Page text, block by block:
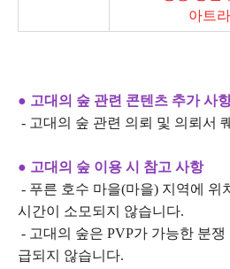
아트
● 고대의 숲 관련 콘텐츠 추가 사
- 고대의 숲 관련 의뢰 및 의뢰서
● 고대의 숲 이용 시 참고 사항
- 푸른 호수 마을(마을) 지역에 위
시간이 소모되지 않습니다.
- 고대의 숲은 PVP가 가능한 분쟁
급되지 않습니다.